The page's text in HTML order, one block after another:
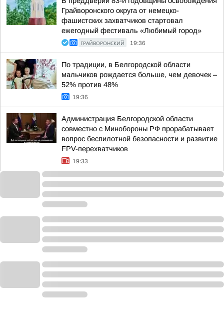
Грайворонского округа от немецко-
фашистских захватчиков стартовал
ежегодный фестиваль «Любимый город»
ГРАЙВОРОНСКИЙ 19:36
По традиции, в Белгородской области
мальчиков рождается больше, чем девочек –
52% против 48%
19:36
Администрация Белгородской области
совместно с Минобороны РФ прорабатывает
вопрос беспилотной безопасности и развитие
FPV-перехватчиков
19:33